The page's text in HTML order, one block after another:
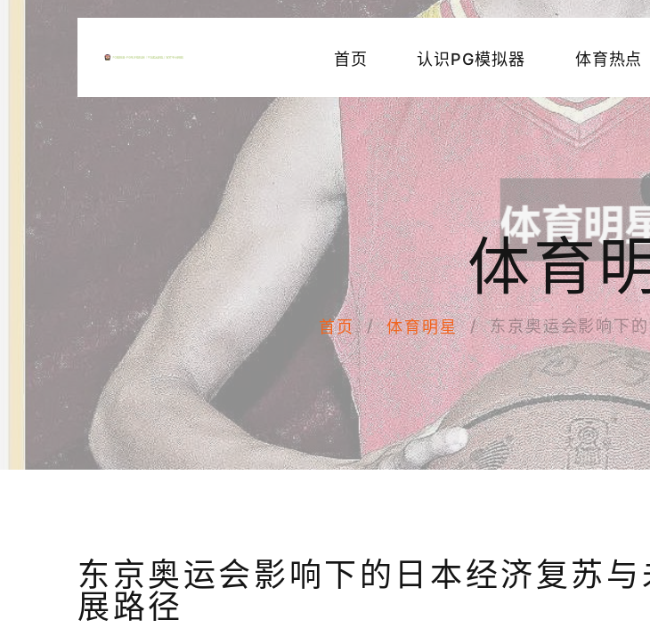
首页 认识PG模拟器 体育热点
体育
首页 体育明星 东京奥运会影响下
东京奥运会影响下的日本经济复苏与
展路径